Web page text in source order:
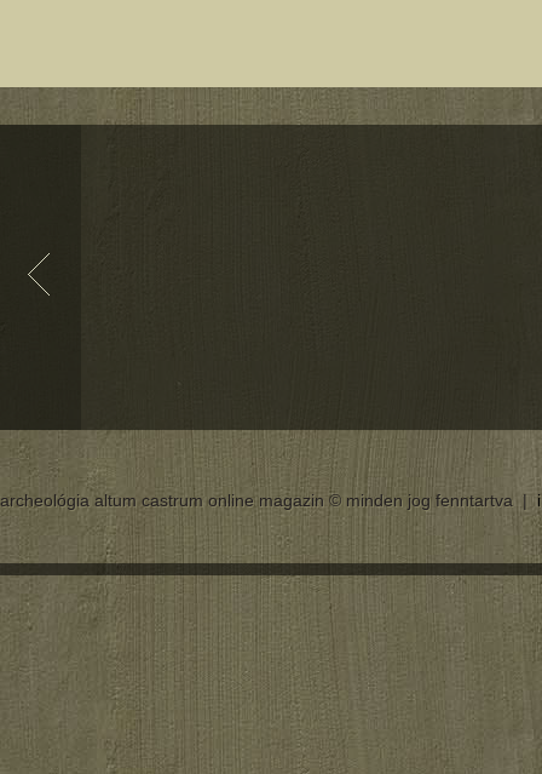
archeológia altum castrum online magazin © minden jog fenntartva |